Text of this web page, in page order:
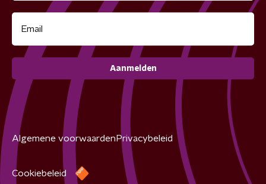
Aanmelden
Algemene voorwaarden Privacybeleid
Cookiebeleid